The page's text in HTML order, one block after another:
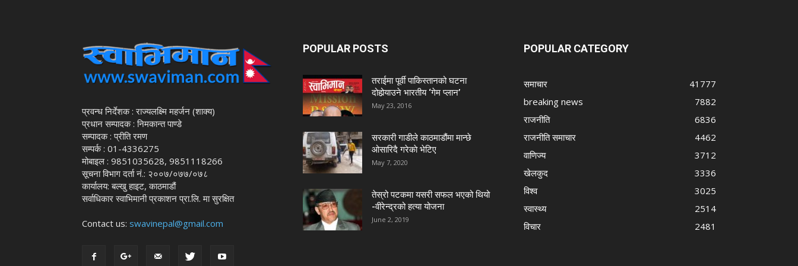
प्रवन्ध निर्देशक : राज्यलक्ष्मि महर्जन (शाक्य)
प्रधान सम्पादक : निमकान्त पाण्डे
सम्पादक : प्रीति रमण
सम्पर्क : 01-4336275
मोबाइल : 9851035628, 9851118266
सूचना विभाग दर्ता नं.: २००७/०७७/०७८
कार्यालय: बल्खु हाइट, काठमाडौं
सर्वाधिकार स्वाभिमानी प्रकाशन प्रा.लि. मा सुरक्षित
Contact us: swavinepal@gmail.com
POPULAR POSTS
तराईमा पूर्वी पाकिस्तानको घटना
दोहोर्‍याउने भारतीय ‘गेम प्लान’
May 23, 2016
सरकारी गाडीले काठमाडौंमा मान्छे
ओसारिदै गरेकाे भेटिए
May 7, 2020
तेस्रो पटकमा यसरी सफल भएको थियो
-वीरेन्द्रको हत्या योजना
June 2, 2019
POPULAR CATEGORY
समाचार
41777
breaking news
7882
राजनीति
6836
राजनीति समाचार
4462
वाणिज्य
3712
खेलकुद
3336
विश्व
3025
स्वास्थ्य
2514
विचार
2481